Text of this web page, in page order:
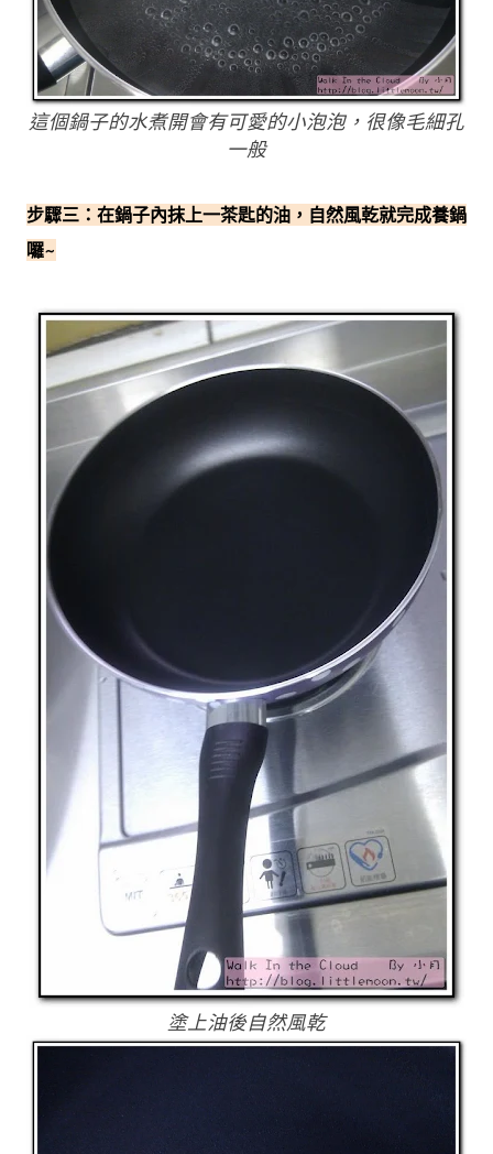
這個鍋子的水煮開會有可愛的小泡泡，很像毛細孔
一般
步驟三：在鍋子內抹上一茶匙的油，自然風乾就完成養鍋
囉~
塗上油後自然風乾